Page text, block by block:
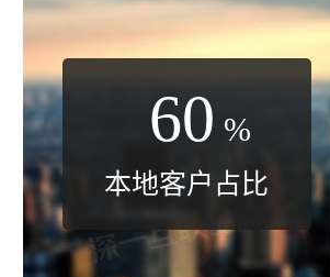
60 %
本地客户占比